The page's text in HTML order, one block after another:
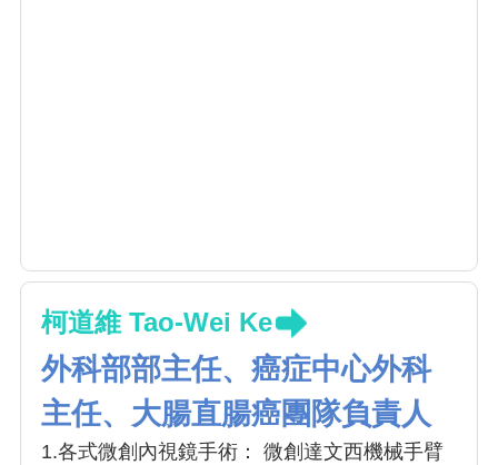
柯道維 Tao-Wei Ke
外科部部主任、癌症中心外科
主任、大腸直腸癌團隊負責人
1.各式微創內視鏡手術： 微創達文西機械手臂